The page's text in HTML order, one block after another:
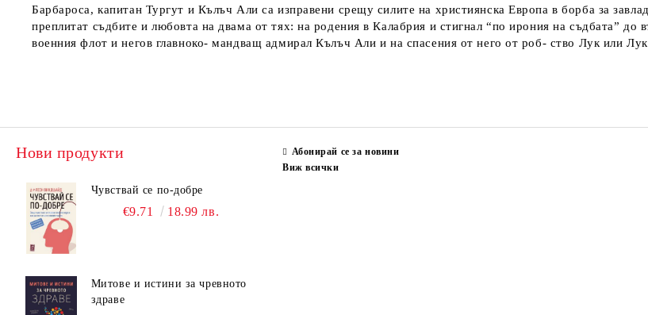
Барбароса, капитан Тургут и Кълъч Али са изправени срещу силите на християнска Европа в борба за
преплитат съдбите и любовта на двама от тях: на родения в Калабрия и стигнал “по ирония на съдбата”
военния флот и негов главноко- мандващ адмирал Кълъч Али и на спасения от него от роб- ство Лук или
Нови продукти
Чувствай се по-добре
€9.71 18.99 лв.
Митове и истини за чревното
здраве
Абонирай се за новини
Виж всички